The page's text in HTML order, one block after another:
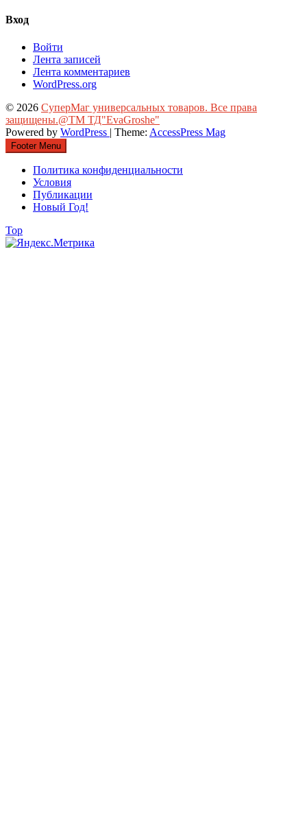
Вход
Войти
Лента записей
Лента комментариев
WordPress.org
© 2026 СуперМаг универсальных товаров. Все права
защищены.@ТМ ТД"EvaGroshe"
Powered by WordPress | Theme: AccessPress Mag
Footer Menu
Политика конфиденциальности
Условия
Публикации
Новый Год!
Top